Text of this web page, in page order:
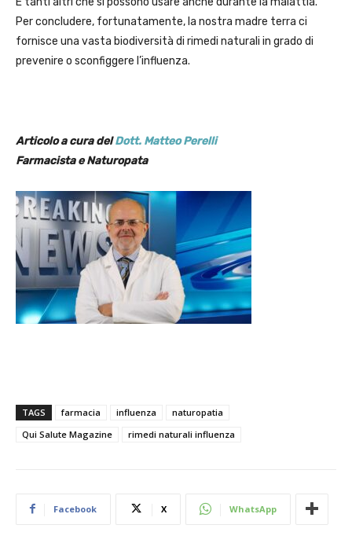
Per concludere, fortunatamente, la nostra madre terra ci
fornisce una vasta biodiversità di rimedi naturali in grado di
prevenire o sconfiggere l’influenza.
Articolo a cura delDott. Matteo Perelli
Farmacista e Naturopata
TAGS farmacia influenza
naturopatia
Qui Salute Magazine
rimedi naturali influenza
Facebook X WhatsApp